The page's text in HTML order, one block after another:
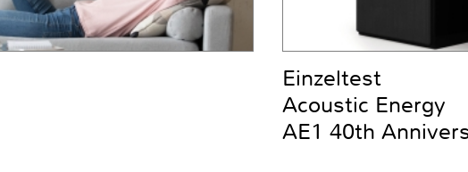
Einzeltest
Acoustic Energy
AE1 40th